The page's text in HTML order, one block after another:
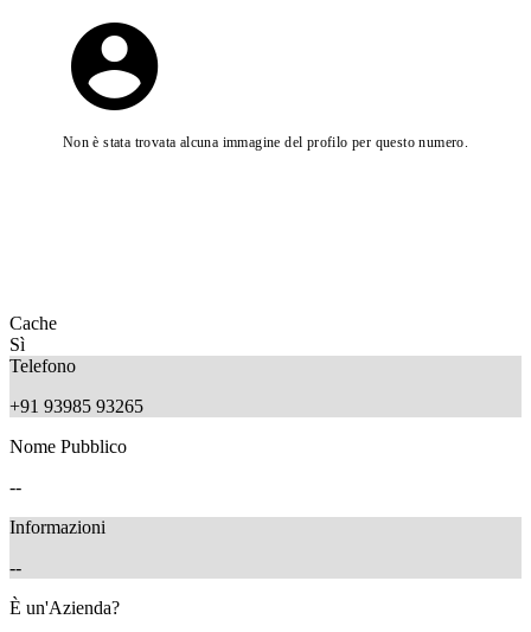
Non è stata trovata alcuna immagine del profilo per questo numero.
Cache
Sì
Telefono
+91 93985 93265
Nome Pubblico
--
Informazioni
--
È un'Azienda?